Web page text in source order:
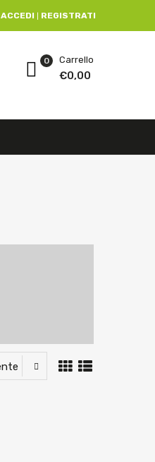
ACCEDI REGISTRATI
Carrello
€0,00
0